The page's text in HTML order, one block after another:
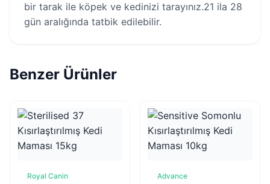
bir tarak ile köpek ve kedinizi tarayınız.21 ila 28
gün aralığında tatbik edilebilir.
Benzer Ürünler
Sepete Ekle
Royal Canin Sepete Ekle
Advance